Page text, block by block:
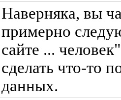
Наверняка, вы
примерно
сайте ...
сделать что-то
данных.